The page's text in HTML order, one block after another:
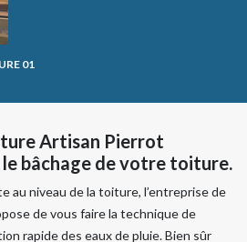
01
Artisan Pierrot
le bâchage de votre toiture.
au niveau de la toiture, l’entreprise de
de vous faire la technique de
rapide des eaux de pluie. Bien sûr